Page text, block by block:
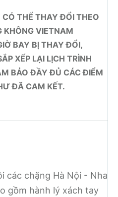
CÓ THỂ THAY ĐỔI THEO
KHÔNG VIETNAM
BAY BỊ THAY ĐỔI,
XẾP LẠI LỊCH TRÌNH
BẢO ĐẦY ĐỦ CÁC ĐIỂM
ĐÃ CAM KẾT.
các chặng Hà Nội - Nha
gồm hành lý xách tay